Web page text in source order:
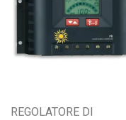
REGOLATORE DI